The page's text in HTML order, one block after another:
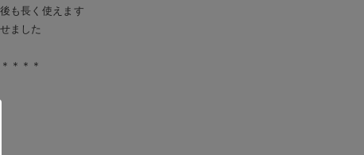
も長く使えます
ました
＊＊＊